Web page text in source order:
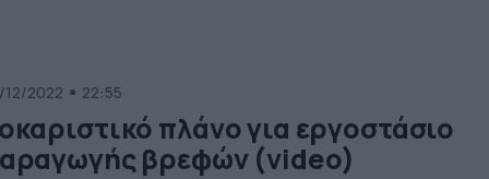
12/2022 22:55
πλάνο για εργοστάσιο
βρεφών (video)